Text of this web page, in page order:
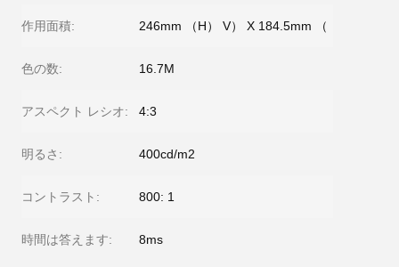
作用面積: 246mm （H） V） X 184.5mm （
色の数: 16.7M
アスペクト レシオ: 4:3
明るさ: 400cd/m2
コントラスト: 800: 1
時間は答えます: 8ms